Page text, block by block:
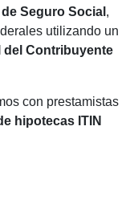
Seguro Social ,
utilizando un
del Contribuyente
con prestamistas
hipotecas ITIN